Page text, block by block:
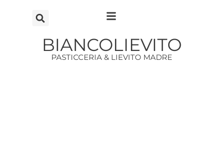
BIANCOLIEVITO
PASTICCERIA & LIEVITO MADRE